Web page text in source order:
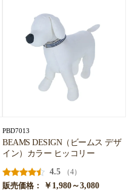
PBD7013
BEAMS DESIGN（ビームス デザ
イン）カラー ヒッコリー
4.5
（4）
販売価格：
￥1,980～3,080